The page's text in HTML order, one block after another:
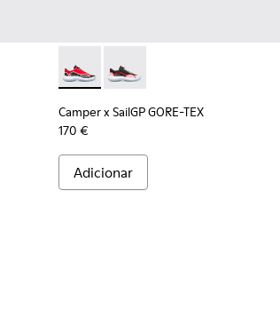
- Ténis pretos e brancos para homem
020 - Ténis vermelhos e pretos para
Camper x SailGP GORE-TEX -
Camper x SailGP GORE-
Camper x SailGP GORE-TEX
170 €
Adicionar